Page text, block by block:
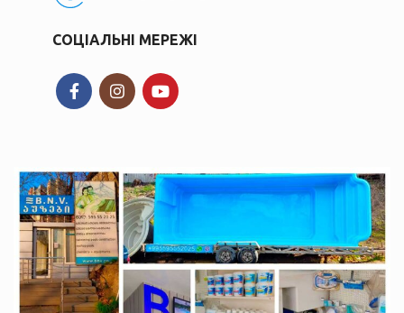
СОЦІАЛЬНІ МЕРЕЖІ